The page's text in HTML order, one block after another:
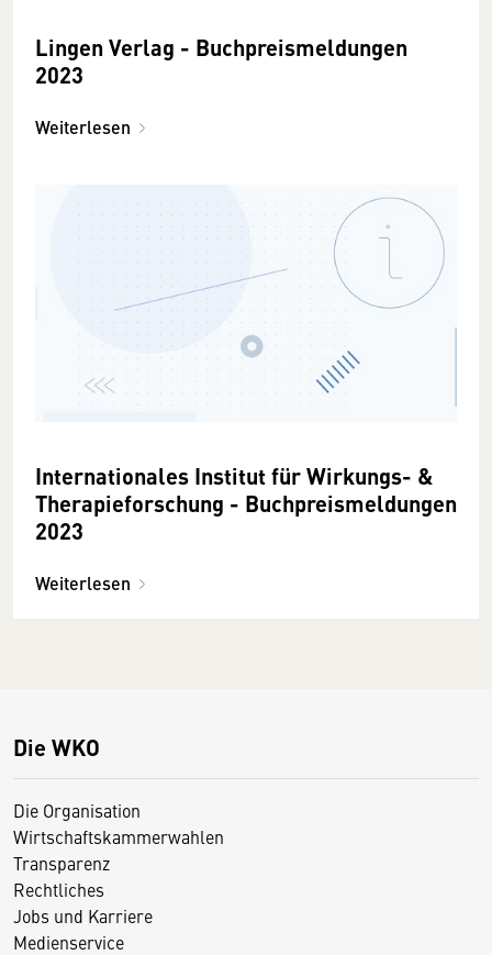
Lingen Verlag - Buchpreismeldungen
2023
Weiterlesen
Internationales Institut für Wirkungs- &
Therapieforschung - Buchpreismeldungen
2023
Weiterlesen
Die WKO
Die Organisation
Wirtschaftskammerwahlen
Transparenz
Rechtliches
Jobs und Karriere
Medienservice